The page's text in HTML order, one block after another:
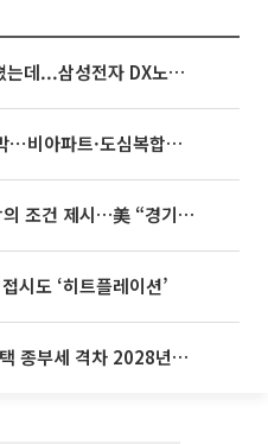
3445억 자사주 지급 마쳤는데...삼성전자 DX노조, 뒤늦은 '떼쓰기 집회'
영끌 '주택공급' 대책 임박⋯비아파트·도심복합까지 총동원
이란, 미국에 호르무즈 합의 조건 제시…美 “경기 아직 안 끝나” [종합]
시도 ‘히트플레이션’
종부세 개편에도…1·3주택 종부세 격차 2028년부터 확대